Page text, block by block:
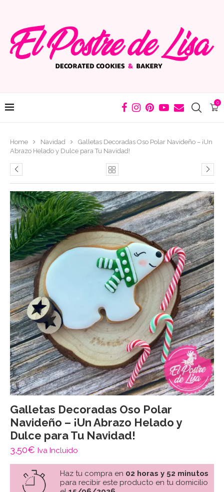
0
Home Navidad
Galletas Decoradas Oso Polar Navideño – ¡Un
Abrazo Helado y Dulce para Tu Navidad!
Galletas Decoradas Oso Polar
Navideño – ¡Un Abrazo Helado y
Dulce para Tu Navidad!
3,50€ Iva Incluido
Haz tu compra en 02 horas y 52 minutos
para recibir este producto en tu domicilio